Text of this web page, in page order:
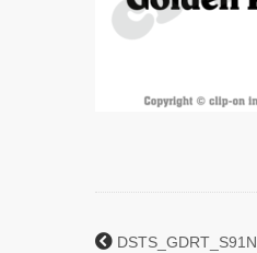
DSTS_GDRT_S91N